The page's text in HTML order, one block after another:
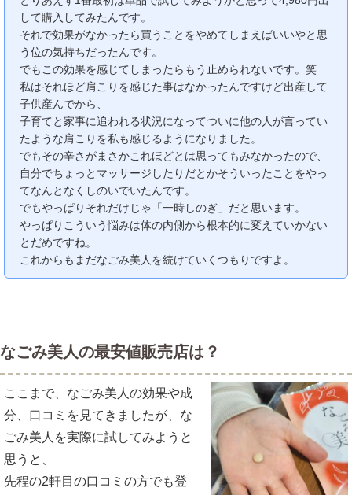
して購入してみたんです。
それで効果がなかったら買うことをやめてしまえばいいやと思
う位の気持ちだったんです。
でもこの効果を感じてしまったらもう止められないです。笑
私はそれほど肩こりを感じた事はなかったんですけど出産して
子供産んでから、
子育てと家事に追われる状況になってついに他の人が言ってい
たような肩こりを私も感じるようになりました。
でもその辛さがまさかこれほどとは思ってもみなかったので、
自分でちょっとマッサージしたりだとかそういったことをやっ
てなんとなくしのいでいたんです。
でもやっぱりそれだけじゃ「一時しのぎ」だと思います。
やっぱりこういう悩みは体の内側から根本的に変えていかない
とだめですね。
これからもまだなごみ美人を続けていくつもりですよ。
なごみ美人の最安値販売店は？
ここまで、なごみ美人の効果や成
分、口コミを見てきましたが、な
ごみ美人を実際に試してみようと
思うと、
先程の2軒目の口コミの方でも登